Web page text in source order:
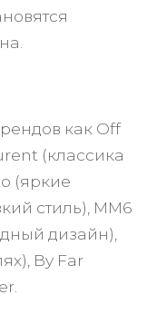
как Off
(классика
(яркие
стиль), MM6
дизайн),
By Far